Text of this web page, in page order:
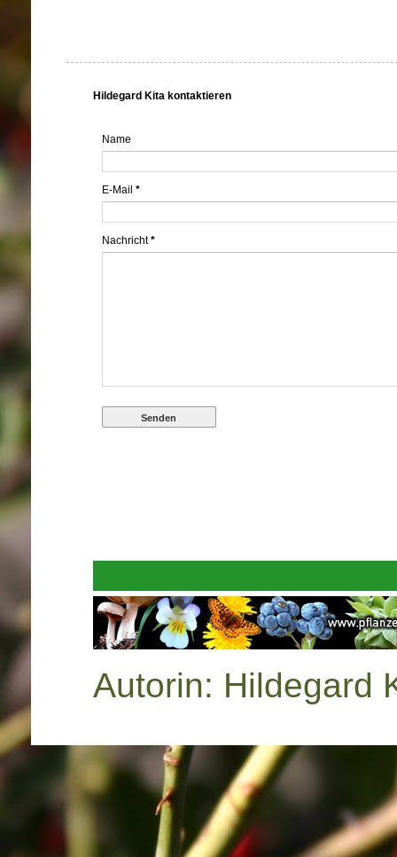
Hildegard Kita kontaktieren
Name
E-Mail *
Nachricht*
Autorin: Hildegard